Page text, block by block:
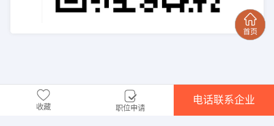
收藏 职位申请
电话联系企业